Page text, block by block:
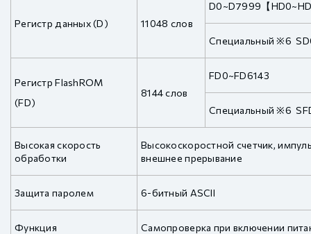
Регистр данных (D) 11048 слов
D0~D7999【
Специальный ※6
Регистр FlashROM
(FD)
8144 слов
FD0~FD6143
Специальный ※6
Высокая скорость
обработки
Высокоскоростной счетчик,
внешнее прерывание
Защита паролем 6-битный ASCII
Функция
Самопроверка при включении